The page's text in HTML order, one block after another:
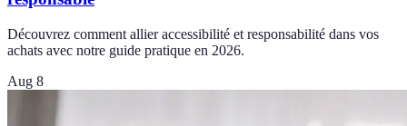
Découvrez comment allier accessibilité et responsabilité dans vos
achats avec notre guide pratique en 2026.
Aug 8